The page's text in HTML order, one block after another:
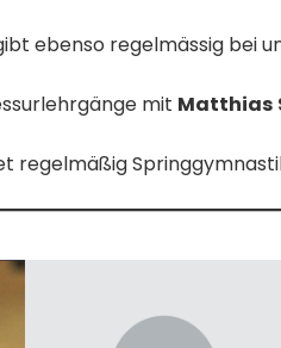
ebenso regelmässig bei
mit Matthias
regelmäßig